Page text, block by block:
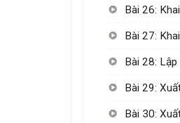
Bài 26:
Bài 27:
Bài 28:
Bài 29:
Bài 30: